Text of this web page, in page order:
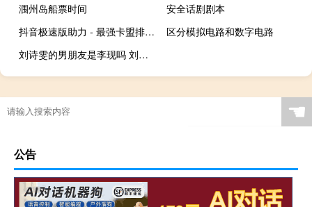
涠州岛船票时间
安全话剧剧本
抖音极速版助力 - 最强卡盟排行榜2016,快手免费双击软件手机版
区分模拟电路和数字电路
刘诗雯的男朋友是李现吗 刘诗雯的现任男朋友是谁
☚
公告